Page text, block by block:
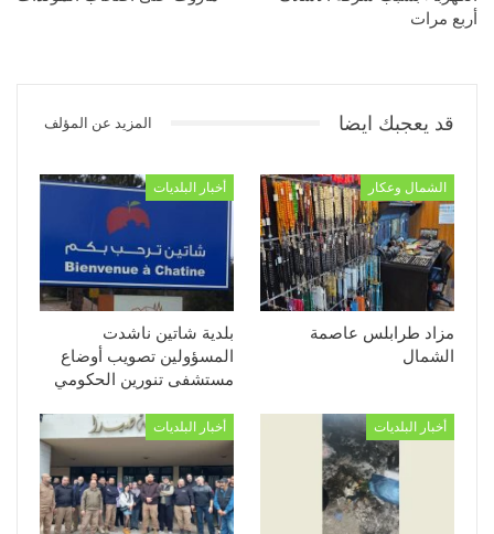
أربع مرات
قد يعجبك ايضا المزيد عن المؤلف
الشمال وعكار
مزاد طرابلس عاصمة
الشمال
أخبار البلديات
بلدية شاتين ناشدت
المسؤولين تصويب أوضاع
مستشفى تنورين الحكومي
أخبار البلديات أخبار البلديات